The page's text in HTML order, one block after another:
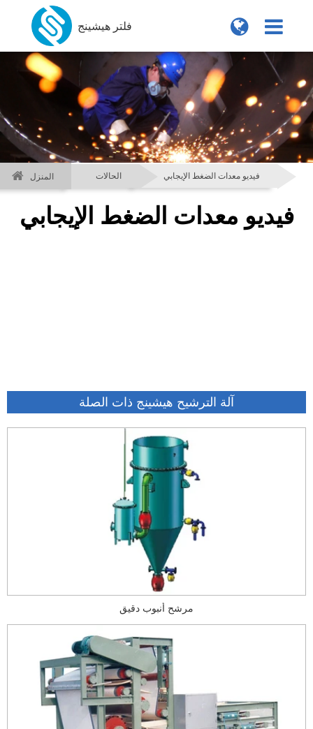
فلتر هيشينج
المنزل الحالات فيديو معدات الضغط الإيجابي
فيديو معدات الضغط الإيجابي
آلة الترشيح هيشينج ذات الصلة
مرشح أنبوب دقيق